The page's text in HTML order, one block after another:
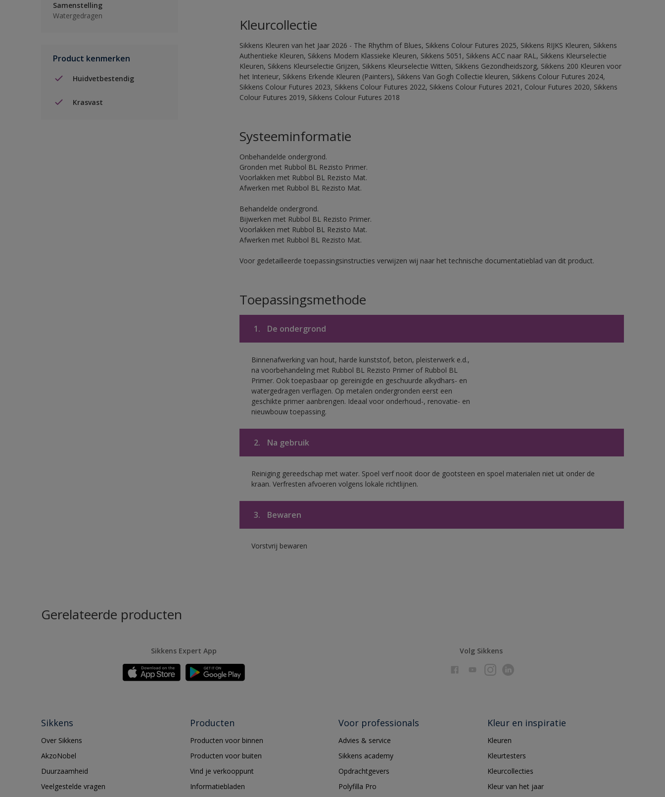
Samenstelling
Watergedragen
Product kenmerken
Huidvetbestendig
Krasvast
Kleurcollectie
Sikkens Kleuren van het Jaar 2026 - The Rhythm of Blues, Sikkens Colour Futures 2025, Sikkens RIJKS Kleuren, Sikkens
Authentieke Kleuren, Sikkens Modern Klassieke Kleuren, Sikkens 5051, Sikkens ACC naar RAL, Sikkens Kleurselectie
Kleuren, Sikkens Kleurselectie Grijzen, Sikkens Kleurselectie Witten, Sikkens Gezondheidszorg, Sikkens 200 Kleuren voor
het Interieur, Sikkens Erkende Kleuren (Painters), Sikkens Van Gogh Collectie kleuren, Sikkens Colour Futures 2024,
Sikkens Colour Futures 2023, Sikkens Colour Futures 2022, Sikkens Colour Futures 2021, Colour Futures 2020, Sikkens
Colour Futures 2019, Sikkens Colour Futures 2018
Systeeminformatie
Onbehandelde ondergrond.
Gronden met Rubbol BL Rezisto Primer.
Voorlakken met Rubbol BL Rezisto Mat.
Afwerken met Rubbol BL Rezisto Mat.
Behandelde ondergrond.
Bijwerken met Rubbol BL Rezisto Primer.
Voorlakken met Rubbol BL Rezisto Mat.
Afwerken met Rubbol BL Rezisto Mat.
Voor gedetailleerde toepassingsinstructies verwijzen wij naar het technische documentatieblad van dit product.
Toepassingsmethode
1. De ondergrond
Binnenafwerking van hout, harde kunststof, beton, pleisterwerk e.d.,
na voorbehandeling met Rubbol BL Rezisto Primer of Rubbol BL
Primer. Ook toepasbaar op gereinigde en geschuurde alkydhars- en
watergedragen verflagen. Op metalen ondergronden eerst een
geschikte primer aanbrengen. Ideaal voor onderhoud-, renovatie- en
nieuwbouw toepassing.
2. Na gebruik
Reiniging gereedschap met water. Spoel verf nooit door de gootsteen en spoel materialen niet uit onder de
kraan. Verfresten afvoeren volgens lokale richtlijnen.
3. Bewaren
Vorstvrij bewaren
Gerelateerde producten
Sikkens Expert App Volg Sikkens
Sikkens
Over Sikkens
AkzoNobel
Duurzaamheid
Veelgestelde vragen
Producten
Producten voor binnen
Producten voor buiten
Vind je verkooppunt
Informatiebladen
Voor professionals
Advies & service
Sikkens academy
Opdrachtgevers
Polyfilla Pro
Kleur en inspiratie
Kleuren
Kleurtesters
Kleurcollecties
Kleur van het jaar